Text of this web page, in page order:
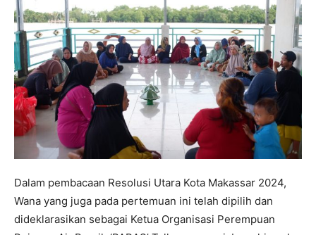
Dalam pembacaan Resolusi Utara Kota Makassar 2024,
Wana yang juga pada pertemuan ini telah dipilih dan
dideklarasikan sebagai Ketua Organisasi Perempuan